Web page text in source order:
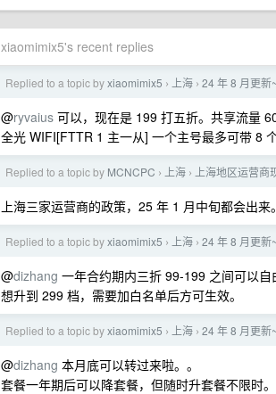
xiaomimix5's recent replies
Replied to a topic byxiaomimix5 › 上海 › 24 年 8 月更新
@ryvaius 可以，现在是 199 打五折。共享流量
全光 WIFI[FTTR 1 主一从] 一个主号最多可带 8
Replied to a topic by MCNCPC › 上海 › 上海地区运营商
上海三家运营商的政策，25 年 1 月中旬都会出来
Replied to a topic byxiaomimix5 › 上海 › 24 年 8 月更新
@dizhang 一年合约期内三折 99-199 之间可以自
想升到 299 档，需要加白名单后方可生效。
Replied to a topic byxiaomimix5 › 上海 › 24 年 8 月更新
@dizhang 本月底可以转过来啦。。
套餐一年期后可以降套餐，但随时升套餐不限时。